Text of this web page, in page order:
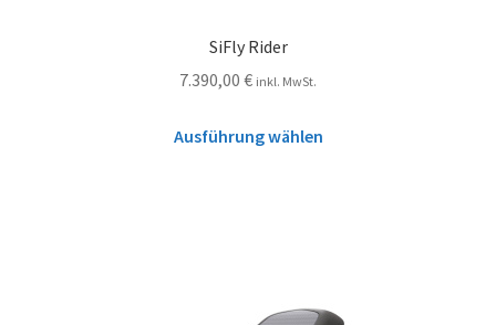
SiFly Rider
7.390,00 € inkl. MwSt.
Ausführung wählen